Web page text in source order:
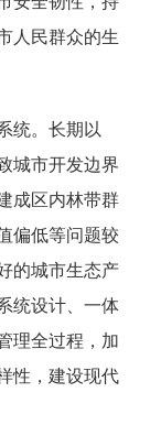
人民群众的生
统。长期以
城市开发边界
成区内林带群
偏低等问题较
的城市生态产
统设计、一体
理全过程，加
性，建设现代